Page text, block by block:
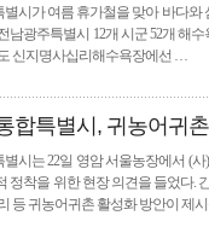
시가 여름 휴가철을 맞아 바다
남광주특별시 12개 시군 52개 해
신지명사십리해수욕장에선 …
합특별시, 귀농어귀
시는 22일 영암 서울농장에서 (
정착을 위한 현장 의견을 들었다.
등 귀농어귀촌 활성화 방안이 제